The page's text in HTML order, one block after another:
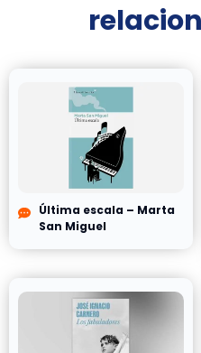
Última escala – Marta
San Miguel